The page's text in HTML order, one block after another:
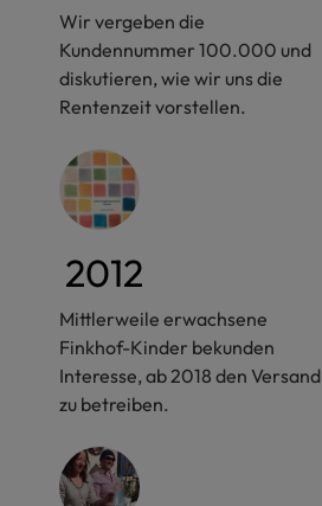
Wir vergeben die
Kundennummer 100.000 und
diskutieren, wie wir uns die
Rentenzeit vorstellen.
2012
Mittlerweile erwachsene
Finkhof-Kinder bekunden
Interesse, ab 2018 den Versand
zu betreiben.